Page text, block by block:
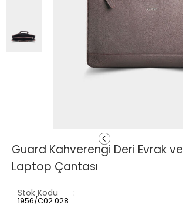
Guard Kahverengi Deri Evrak ve
Laptop Çantası
Stok Kodu
1956/C02.028